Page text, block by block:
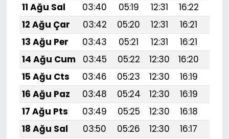
11 Ağu Sal
03:40 05:19 12:31 16:22
12 Ağu Çar
03:42 05:20 12:31 16:21
13 Ağu Per
03:43 05:21 12:31 16:21
14 Ağu Cum
03:45 05:22 12:30 16:20
15 Ağu Cts
03:46 05:23 12:30 16:19
16 Ağu Paz
03:48 05:24 12:30 16:19
17 Ağu Pts
03:49 05:25 12:30 16:18
18 Ağu Sal
03:50 05:26 12:30 16:17